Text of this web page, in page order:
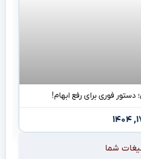
دستور فوری برای رفع ابهام!
شما